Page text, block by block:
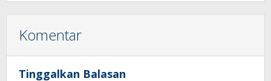
Komentar
Tinggalkan Balasan